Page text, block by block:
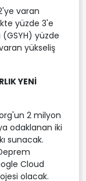
varan
yüzde 3'e
(GSYH) yüzde
yükseliş
YENİ
2 milyon
odaklanan iki
sunacak.
Cloud
olacak.